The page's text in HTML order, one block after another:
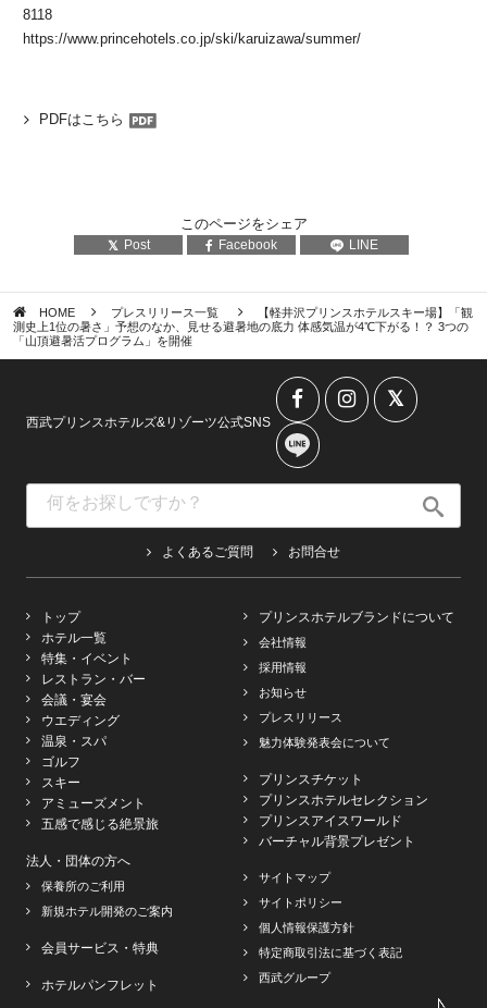
8118
https://www.princehotels.co.jp/ski/karuizawa/summer/
PDFはこちら
このページをシェア
Post Facebook LINE
HOME プレスリリース一覧
【軽井沢プリンスホテルスキー場】「観
測史上1位の暑さ」予想のなか、見せる避暑地の底力 体感気温が4℃下がる！？ 3つの
「山頂避暑活プログラム」を開催
西武プリンスホテルズ&リゾーツ公式SNS
よくあるご質問 お問合せ
トップ
ホテル一覧
特集・イベント
レストラン・バー
会議・宴会
ウエディング
温泉・スパ
ゴルフ
スキー
アミューズメント
五感で感じる絶景旅
法人・団体の方へ
保養所のご利用
新規ホテル開発のご案内
会員サービス・特典
ホテルパンフレット
プリンスホテルブランドについて
会社情報
採用情報
お知らせ
プレスリリース
魅力体験発表会について
プリンスチケット
プリンスホテルセレクション
プリンスアイスワールド
バーチャル背景プレゼント
サイトマップ
サイトポリシー
個人情報保護方針
特定商取引法に基づく表記
西武グループ